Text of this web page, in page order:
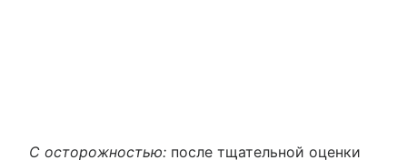
С осторожностью: после тщательной оценки